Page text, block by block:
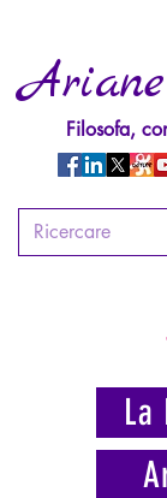
Filosofa,
La